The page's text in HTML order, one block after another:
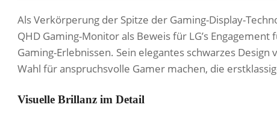
Als Verkörperung der Spitze der Gaming-Display-
QHD Gaming-Monitor als Beweis für LG’s
Gaming-Erlebnissen. Sein elegantes schwarzes
Wahl für anspruchsvolle Gamer machen, die
Visuelle Brillanz im Detail